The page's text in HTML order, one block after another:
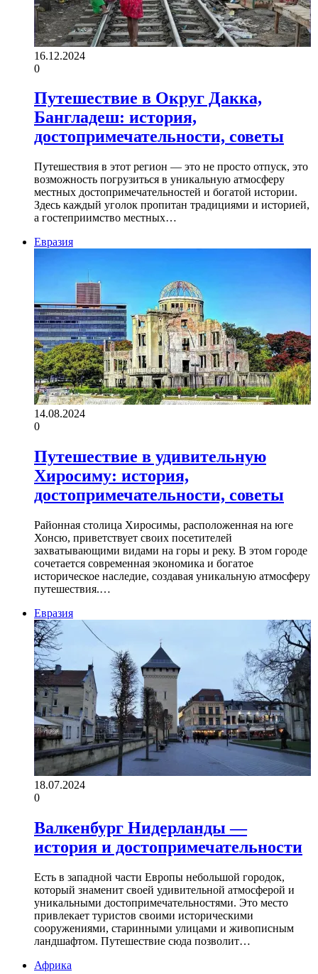
16.12.2024
0
Путешествие в Округ Дакка,
Бангладеш: история,
достопримечательности, советы
Путешествия в этот регион — это не просто отпуск, это
возможность погрузиться в уникальную атмосферу
местных достопримечательностей и богатой истории.
Здесь каждый уголок пропитан традициями и историей,
а гостеприимство местных…
Евразия
14.08.2024
0
Путешествие в удивительную
Хиросиму: история,
достопримечательности, советы
Районная столица Хиросимы, расположенная на юге
Хонсю, приветствует своих посетителей
захватывающими видами на горы и реку. В этом городе
сочетается современная экономика и богатое
историческое наследие, создавая уникальную атмосферу
путешествия.…
Евразия
18.07.2024
0
Валкенбург Нидерланды —
история и достопримечательности
Есть в западной части Европы небольшой городок,
который знаменит своей удивительной атмосферой и
уникальными достопримечательностями. Это место
привлекает туристов своими историческими
сооружениями, старинными улицами и живописным
ландшафтом. Путешествие сюда позволит…
Африка